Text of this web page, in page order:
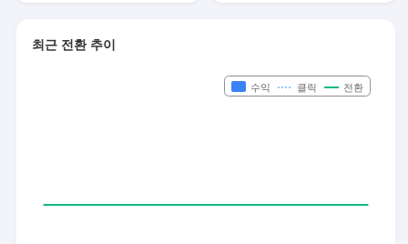
최근 전환 추이